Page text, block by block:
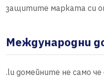
защитите марката си
Международни
.lu домейните не само че